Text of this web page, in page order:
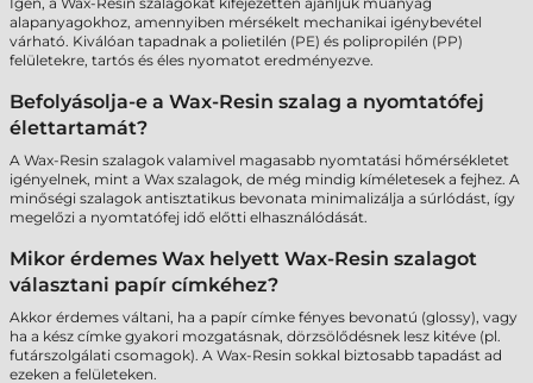
alapanyagokhoz, amennyiben mérsékelt mechanikai igénybevétel
várható. Kiválóan tapadnak a polietilén (PE) és polipropilén (PP)
felületekre, tartós és éles nyomatot eredményezve.
Befolyásolja-e a Wax-Resin szalag a nyomtatófej
élettartamát?
A Wax-Resin szalagok valamivel magasabb nyomtatási hőmérsékletet
igényelnek, mint a Wax szalagok, de még mindig kíméletesek a fejhez. A
minőségi szalagok antisztatikus bevonata minimalizálja a súrlódást, így
megelőzi a nyomtatófej idő előtti elhasználódását.
Mikor érdemes Wax helyett Wax-Resin szalagot
választani papír címkéhez?
Akkor érdemes váltani, ha a papír címke fényes bevonatú (glossy), vagy
ha a kész címke gyakori mozgatásnak, dörzsölődésnek lesz kitéve (pl.
futárszolgálati csomagok). A Wax-Resin sokkal biztosabb tapadást ad
ezeken a felületeken.